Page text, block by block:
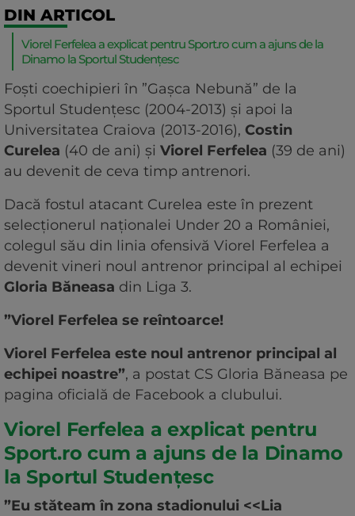
DIN ARTICOL
Viorel Ferfelea a explicat pentru Sport.ro cum a ajuns de la
Dinamo la Sportul Studențesc
Foști coechipieri în ”Gașca Nebună” de la
Sportul Studențesc (2004-2013) și apoi la
Universitatea Craiova (2013-2016), Costin
Curelea (40 de ani) și Viorel Ferfelea (39 de ani)
au devenit de ceva timp antrenori.
Dacă fostul atacant Curelea este în prezent
selecționerul naționalei Under 20 a României,
colegul său din linia ofensivă Viorel Ferfelea a
devenit vineri noul antrenor principal al echipei
Gloria Băneasa din Liga 3.
”Viorel Ferfelea se reîntoarce!
Viorel Ferfelea este noul antrenor principal al
echipei noastre”, a postat CS Gloria Băneasa pe
pagina oficială de Facebook a clubului.
Viorel Ferfelea a explicat pentru
Sport.ro cum a ajuns de la Dinamo
la Sportul Studențesc
”Eu stăteam în zona stadionului <<Lia